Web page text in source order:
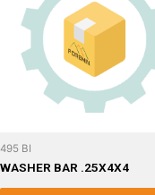
495 BI
WASHER BAR .25X4X4